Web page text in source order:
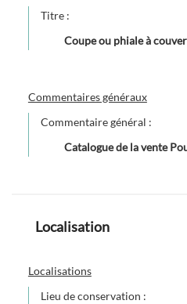
Titre :
Coupe ou phiale à
Commentaires généraux
Commentaire général :
Catalogue de la vente
Localisation
Localisations
Lieu de conservation :